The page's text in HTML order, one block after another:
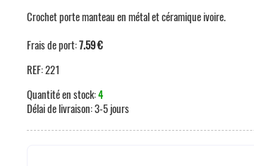
Crochet porte manteau en métal et céramique ivoire.
Frais de port:7.59 €
REF:221
Quantité en stock:4
Délai de livraison:3-5 jours